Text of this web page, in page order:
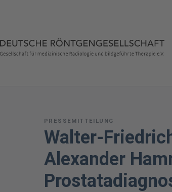
PRESSEMITTEILUNG
Walter-
Alexander